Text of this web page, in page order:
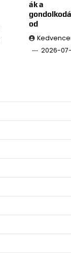
ák a
od
2026-